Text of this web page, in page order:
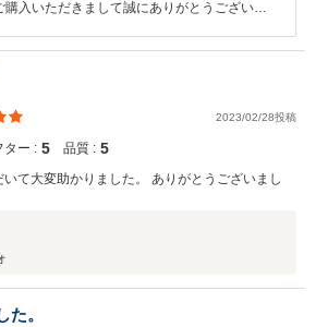
購入いただきまして誠にありがとうございま
2023/02/28投稿
ター : 5 品質 : 5
て大変助かりました。 ありがとうございまし
。